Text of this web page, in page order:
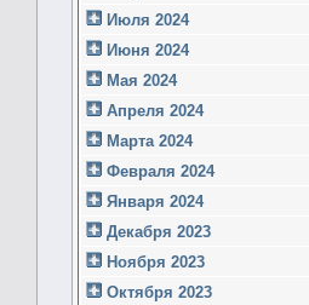
Июля 2024
Июня 2024
Мая 2024
Апреля 2024
Марта 2024
Февраля 2024
Января 2024
Декабря 2023
Ноября 2023
Октября 2023